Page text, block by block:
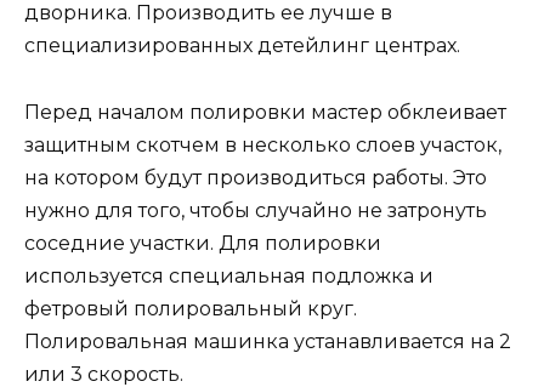
дворника. Производить ее лучше в
специализированных детейлинг центрах.
Перед началом полировки мастер обклеивает
защитным скотчем в несколько слоев участок,
на котором будут производиться работы. Это
нужно для того, чтобы случайно не затронуть
соседние участки. Для полировки
используется специальная подложка и
фетровый полировальный круг.
Полировальная машинка устанавливается на 2
или 3 скорость.